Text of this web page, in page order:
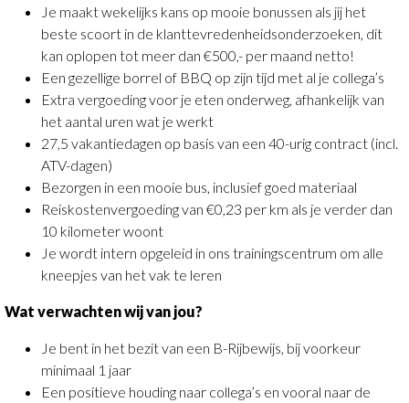
Je maakt wekelijks kans op mooie bonussen als jij het
beste scoort in de klanttevredenheidsonderzoeken, dit
kan oplopen tot meer dan €500,- per maand netto!
Een gezellige borrel of BBQ op zijn tijd met al je collega’s
Extra vergoeding voor je eten onderweg, afhankelijk van
het aantal uren wat je werkt
27,5 vakantiedagen op basis van een 40-urig contract (incl.
ATV-dagen)
Bezorgen in een mooie bus, inclusief goed materiaal
Reiskostenvergoeding van €0,23 per km als je verder dan
10 kilometer woont
Je wordt intern opgeleid in ons trainingscentrum om alle
kneepjes van het vak te leren
Wat verwachten wij van jou?
Je bent in het bezit van een B-Rijbewijs, bij voorkeur
minimaal 1 jaar
Een positieve houding naar collega’s en vooral naar de